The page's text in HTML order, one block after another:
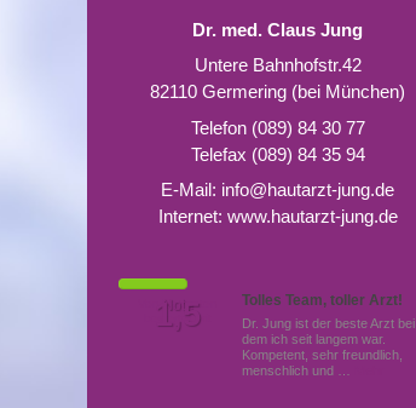
Dr. med. Claus Jung
Untere Bahnhofstr.42
82110 Germering (bei München)
Telefon (089) 84 30 77
Telefax (089) 84 35 94
E-Mail: info@hautarzt-jung.de
Internet: www.hautarzt-jung.de
Tolles Team, toller Arzt!
Dr. Jung ist der beste Arzt bei
dem ich seit langem war.
Kompetent, sehr freundlich,
menschlich und …
Von Patienten
bewertet mit
Note
1,5